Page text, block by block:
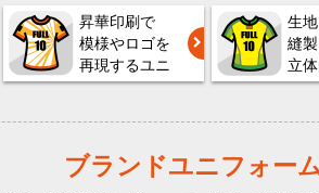
昇華印刷で
模様やロゴを
再現するユニ
生
縫
立
ブランドユニフォー